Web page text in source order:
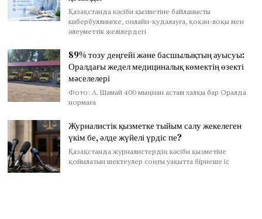
Қазақстанда кәсіби қызметіне байланысты
кибербуллингке, онлайн-қудалауға, қоқан-лоқы мен
әлеуметтік желілердегі
89% тозу деңгейі және басшылықтың ауысуы:
Оралдағы жедел медициналық көмектің өзекті
мәселелері
Фото: А. Шамай 400 мыңнан астам халқы бар Оралда
нормаға
Журналистік қызметке тыйым салу жекелеген
үкім бе, әлде жүйелі үрдіс пе?
Қазақстанда журналистердің кәсіби қызметіне
қойылатын шектеулер соңғы уақытта бірнеше іс